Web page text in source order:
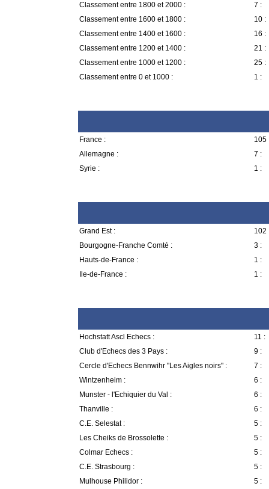
Classement entre 1800 et 2000 :
7 :
Classement entre 1600 et 1800 :
10 :
Classement entre 1400 et 1600 :
16 :
Classement entre 1200 et 1400 :
21 :
Classement entre 1000 et 1200 :
25 :
Classement entre 0 et 1000 :
1 :
France :
105
Allemagne :
7 :
Syrie :
1 :
Grand Est :
102
Bourgogne-Franche Comté :
3 :
Hauts-de-France :
1 :
Ile-de-France :
1 :
Hochstatt Ascl Echecs :
11 :
Club d'Echecs des 3 Pays :
9 :
Cercle d'Echecs Bennwihr "Les Aigles noirs" :
7 :
Wintzenheim :
6 :
Munster - l'Echiquier du Val :
6 :
Thanville :
6 :
C.E. Selestat :
5 :
Les Cheiks de Brossolette :
5 :
Colmar Echecs :
5 :
C.E. Strasbourg :
5 :
Mulhouse Philidor :
5 :